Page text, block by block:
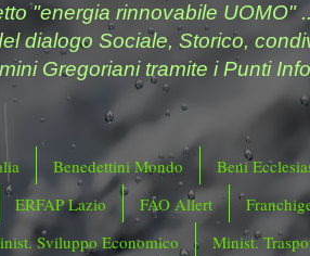
"energia rinnovabile UOMO"
dialogo Sociale, Storico,
Gregoriani tramite i Punti
Benedettini Mondo
Beni
ERFAP Lazio FAO Allert
Sviluppo Economico
Minist.